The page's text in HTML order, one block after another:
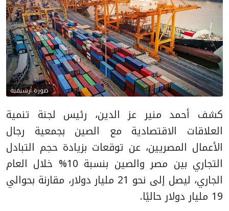
صورة أرشيفية
كشف أحمد منير عز الدين، رئيس لجنة تنمية
العلاقات الاقتصادية مع الصين بجمعية رجال
الأعمال المصريين، عن توقعات بزيادة حجم التبادل
التجاري بين مصر والصين بنسبة 10% خلال العام
الجاري، ليصل إلى نحو 21 مليار دولار، مقارنة بحوالي
19 مليار دولار حاليًا.